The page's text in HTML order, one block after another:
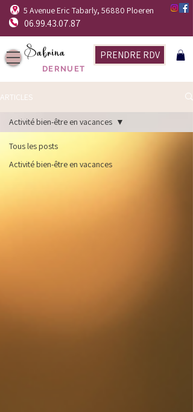
Sabrina
DERNUET
5 Avenue Eric Tabarly, 56880 Ploeren
06.99.43.07.87
PRENDRE RDV
ARTICLES
Tous les posts
Activité bien-être en vacances
Activité bien-être en vacances